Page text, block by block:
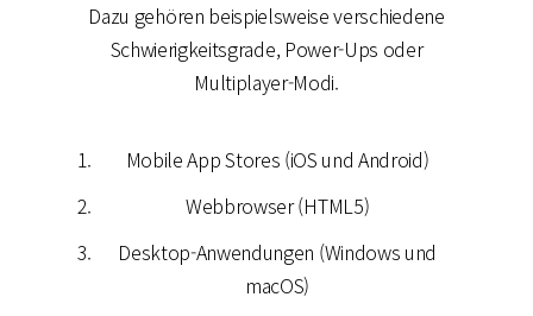
Dazu gehören beispielsweise verschiedene
Schwierigkeitsgrade, Power-Ups oder
Multiplayer-Modi.
Mobile App Stores (iOS und Android)
Webbrowser (HTML5)
Desktop-Anwendungen (Windows und
macOS)